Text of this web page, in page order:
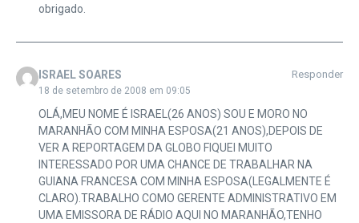
obrigado.
ISRAEL SOARES
18 de setembro de 2008 em 09:05
Responder
OLÁ,MEU NOME É ISRAEL(26 ANOS) SOU E MORO NO
MARANHÃO COM MINHA ESPOSA(21 ANOS),DEPOIS DE
VER A REPORTAGEM DA GLOBO FIQUEI MUITO
INTERESSADO POR UMA CHANCE DE TRABALHAR NA
GUIANA FRANCESA COM MINHA ESPOSA(LEGALMENTE É
CLARO).TRABALHO COMO GERENTE ADMINISTRATIVO EM
UMA EMISSORA DE RÁDIO AQUI NO MARANHÃO,TENHO